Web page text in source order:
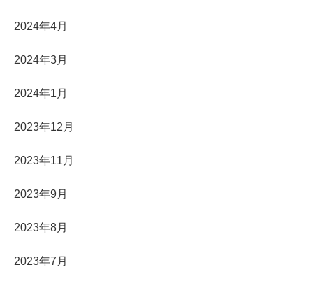
2024年4月
2024年3月
2024年1月
2023年12月
2023年11月
2023年9月
2023年8月
2023年7月